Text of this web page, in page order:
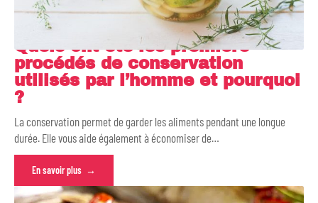
Quels ont été les premiers
procédés de conservation
utilisés par l’homme et pourquoi
?
La conservation permet de garder les aliments pendant une longue
durée. Elle vous aide également à économiser de…
En savoir plus